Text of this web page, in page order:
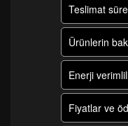
Teslimat
Ürünlerin
Enerji
Fiyatlar ve